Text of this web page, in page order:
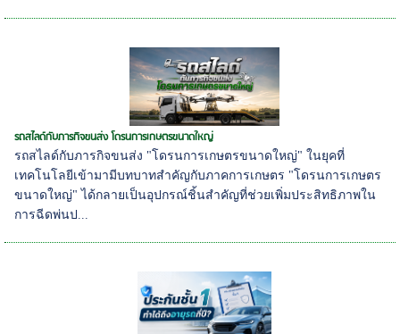
รถสไลด์กับภารกิจขนส่ง โดรนการเกษตรขนาดใหญ่
รถสไลด์กับภารกิจขนส่ง "โดรนการเกษตรขนาดใหญ่" ในยุคที่
เทคโนโลยีเข้ามามีบทบาทสำคัญกับภาคการเกษตร "โดรนการเกษตร
ขนาดใหญ่" ได้กลายเป็นอุปกรณ์ชิ้นสำคัญที่ช่วยเพิ่มประสิทธิภาพใน
การฉีดพ่นป...